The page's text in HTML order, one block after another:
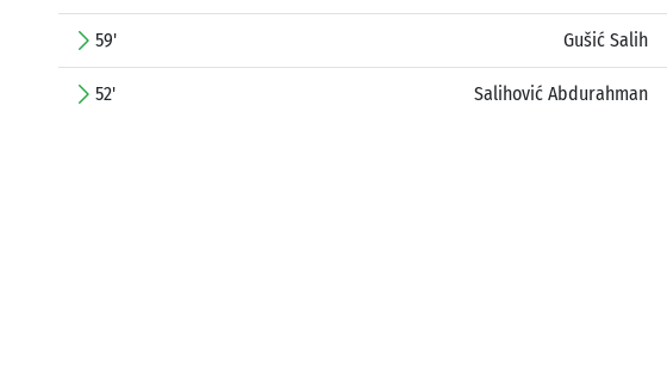
59' Gušić Salih
52' Salihović Abdurahman